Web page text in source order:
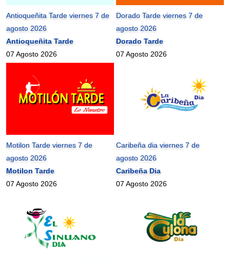
Antioqueñita Tarde viernes 7 de
agosto 2026
Antioqueñita Tarde
07 Agosto 2026
Dorado Tarde viernes 7 de
agosto 2026
Dorado Tarde
07 Agosto 2026
Motilon Tarde viernes 7 de
agosto 2026
Motilon Tarde
07 Agosto 2026
Caribeña dia viernes 7 de
agosto 2026
Caribeña Dia
07 Agosto 2026